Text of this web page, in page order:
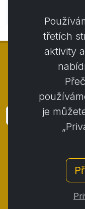
©
Kontakt
Ochrana
Reklamační
třetích
aktivity
je